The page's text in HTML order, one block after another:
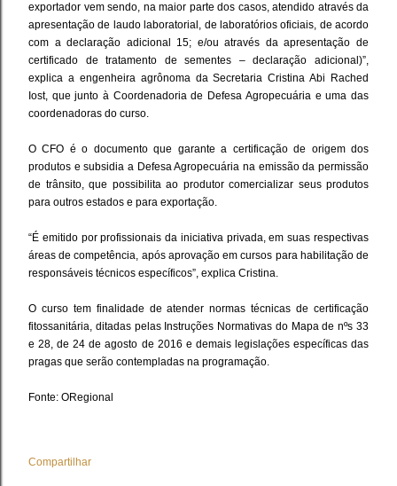
exportador vem sendo, na maior parte dos casos, atendido através da
apresentação de laudo laboratorial, de laboratórios oficiais, de acordo
com a declaração adicional 15; e/ou através da apresentação de
certificado de tratamento de sementes – declaração adicional)”,
explica a engenheira agrônoma da Secretaria Cristina Abi Rached
Iost, que junto à Coordenadoria de Defesa Agropecuária e uma das
coordenadoras do curso.
O CFO é o documento que garante a certificação de origem dos
produtos e subsidia a Defesa Agropecuária na emissão da permissão
de trânsito, que possibilita ao produtor comercializar seus produtos
para outros estados e para exportação.
“É emitido por profissionais da iniciativa privada, em suas respectivas
áreas de competência, após aprovação em cursos para habilitação de
responsáveis técnicos específicos”, explica Cristina.
O curso tem finalidade de atender normas técnicas de certificação
fitossanitária, ditadas pelas Instruções Normativas do Mapa de nºs 33
e 28, de 24 de agosto de 2016 e demais legislações específicas das
pragas que serão contempladas na programação.
Fonte: ORegional
Compartilhar